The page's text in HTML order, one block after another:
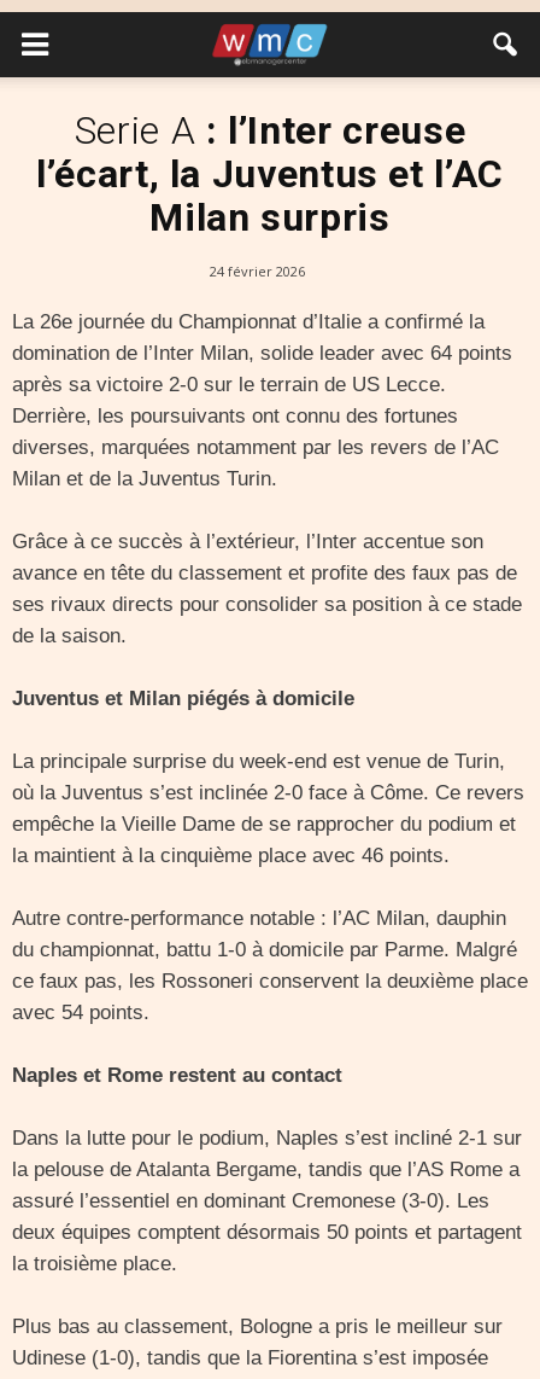
Serie A : l’Inter creuse
l’écart, la Juventus et l’AC
Milan surpris
24 février 2026
La 26e journée du Championnat d’Italie a confirmé la
domination de l’Inter Milan, solide leader avec 64 points
après sa victoire 2-0 sur le terrain de US Lecce.
Derrière, les poursuivants ont connu des fortunes
diverses, marquées notamment par les revers de l’AC
Milan et de la Juventus Turin.
Grâce à ce succès à l’extérieur, l’Inter accentue son
avance en tête du classement et profite des faux pas de
ses rivaux directs pour consolider sa position à ce stade
de la saison.
Juventus et Milan piégés à domicile
La principale surprise du week-end est venue de Turin,
où la Juventus s’est inclinée 2-0 face à Côme. Ce revers
empêche la Vieille Dame de se rapprocher du podium et
la maintient à la cinquième place avec 46 points.
Autre contre-performance notable : l’AC Milan, dauphin
du championnat, battu 1-0 à domicile par Parme. Malgré
ce faux pas, les Rossoneri conservent la deuxième place
avec 54 points.
Naples et Rome restent au contact
Dans la lutte pour le podium, Naples s’est incliné 2-1 sur
la pelouse de Atalanta Bergame, tandis que l’AS Rome a
assuré l’essentiel en dominant Cremonese (3-0). Les
deux équipes comptent désormais 50 points et partagent
la troisième place.
Plus bas au classement, Bologne a pris le meilleur sur
Udinese (1-0), tandis que la Fiorentina s’est imposée